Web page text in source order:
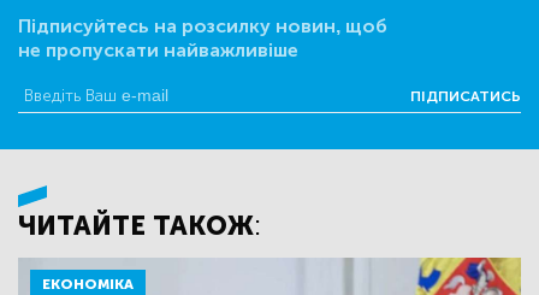
Підписуйтесь на розсилку новин, щоб
не пропускати найважливіше
ПІДПИСАТИСЬ
ЧИТАЙТЕ ТАКОЖ:
ЕКОНОМІКА